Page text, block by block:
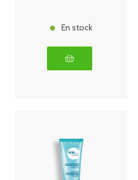
En stock